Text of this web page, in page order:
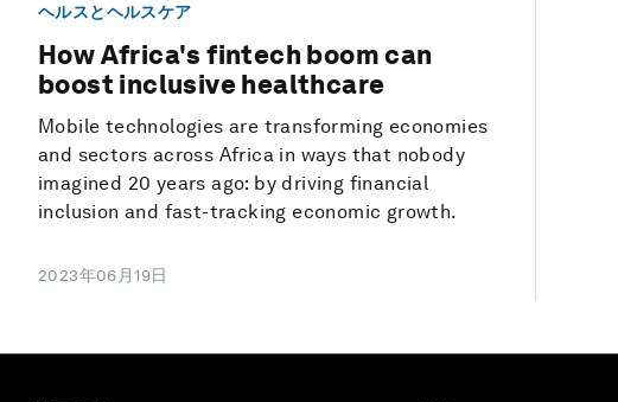
ヘルスとヘルスケア
How Africa's fintech boom can
boost inclusive healthcare
Mobile technologies are transforming economies
and sectors across Africa in ways that nobody
imagined 20 years ago: by driving financial
inclusion and fast-tracking economic growth.
2023年06月19日